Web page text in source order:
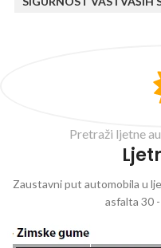
Pretraži ljetne
Zaustavni put automobila u
asfalta 30